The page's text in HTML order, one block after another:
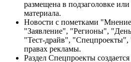
размещена в подзаголовке
материала.
Новости с пометками
"Заявление", "Регионы",
"Тест-драйв",
правах рекламы.
Раздел Спецпроекты